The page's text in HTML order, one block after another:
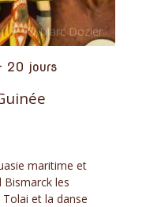
20 jours
maritime et
Bismarck les
et la danse